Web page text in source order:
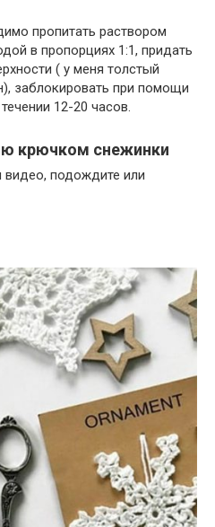
пропитать раствором
в пропорциях 1:1, придать
( у меня толстый
заблокировать при помощи
12-20 часов.
крючком снежинки
видео, подождите или